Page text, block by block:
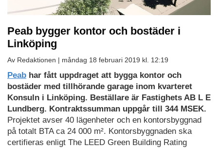
Peab bygger kontor och bostäder i
Linköping
Av Redaktionen | måndag 18 februari 2019 kl. 12:19
Peab har fått uppdraget att bygga kontor och
bostäder med tillhörande garage inom kvarteret
Konsuln i Linköping. Beställare är Fastighets AB L E
Lundberg. Kontraktssumman uppgår till 344 MSEK.
Projektet avser 40 lägenheter och en kontorsbyggnad
på totalt BTA ca 24 000 m². Kontorsbyggnaden ska
certifieras enligt The LEED Green Building Rating